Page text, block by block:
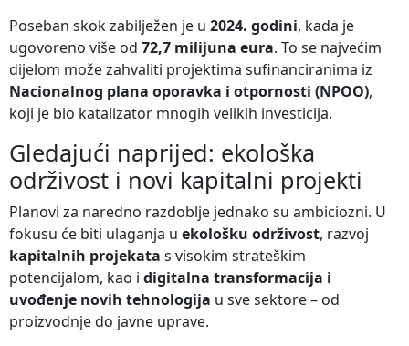
Poseban skok zabilježen je u 2024. godini, kada je
ugovoreno više od 72,7 milijuna eura. To se najvećim
dijelom može zahvaliti projektima sufinanciranima iz
Nacionalnog plana oporavka i otpornosti (NPOO),
koji je bio katalizator mnogih velikih investicija.
Gledajući naprijed: ekološka
održivost i novi kapitalni projekti
Planovi za naredno razdoblje jednako su ambiciozni. U
fokusu će biti ulaganja u ekološku održivost, razvoj
kapitalnih projekata s visokim strateškim
potencijalom, kao i digitalna transformacija i
uvođenje novih tehnologija u sve sektore – od
proizvodnje do javne uprave.